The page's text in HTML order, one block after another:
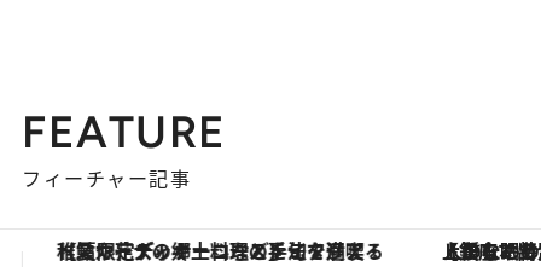
FEATURE
フィーチャー記事
【銀座で出合う最旬美容】美髪ケアや上質な眠り…セルフケアのアップデートから、特別な名入れギフトまで。大人のための「ReFa GINZA」クルーズ